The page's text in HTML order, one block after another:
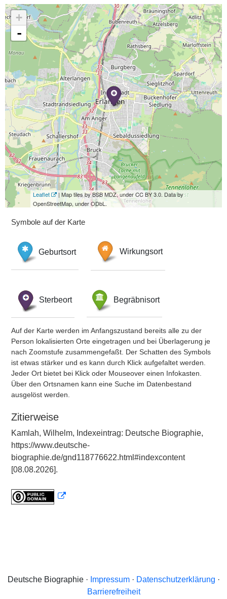
+
-
Leaflet
| Map tiles by BSB MDZ, under CC BY 3.0. Data by
OpenStreetMap, under ODbL.
Symbole auf der Karte
Geburtsort Wirkungsort
Sterbeort Begräbnisort
Auf der Karte werden im Anfangszustand bereits alle zu der
Person lokalisierten Orte eingetragen und bei Überlagerung je
nach Zoomstufe zusammengefaßt. Der Schatten des Symbols
ist etwas stärker und es kann durch Klick aufgefaltet werden.
Jeder Ort bietet bei Klick oder Mouseover einen Infokasten.
Über den Ortsnamen kann eine Suche im Datenbestand
ausgelöst werden.
Zitierweise
Kamlah, Wilhelm, Indexeintrag: Deutsche Biographie,
https://www.deutsche-
biographie.de/gnd118776622.html#indexcontent
[08.08.2026].
Deutsche Biographie · Impressum· Datenschutzerklärung ·
Barrierefreiheit